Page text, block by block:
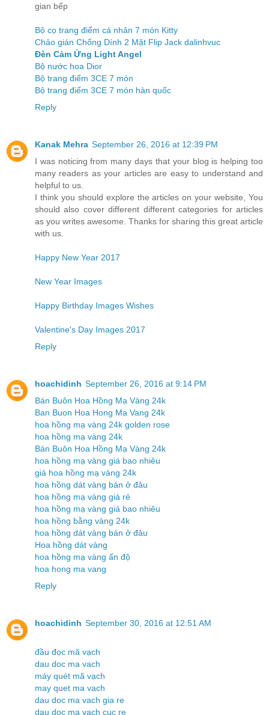
gian bếp
Bộ cọ trang điểm cá nhân 7 món Kitty
Chảo gián Chống Dính 2 Mặt Flip Jack dalinhvuc
Đèn Cảm Ứng Light Angel
Bộ nước hoa Dior
Bộ trang điểm 3CE 7 món
Bộ trang điểm 3CE 7 món hàn quốc
Reply
Kanak Mehra September 26, 2016 at 12:39 PM
I was noticing from many days that your blog is helping too
many readers as your articles are easy to understand and
helpful to us.
I think you should explore the articles on your website, You
should also cover different different categories for articles
as you writes awesome. Thanks for sharing this great article
with us.
Happy New Year 2017
New Year Images
Happy Birthday Images Wishes
Valentine's Day Images 2017
Reply
hoachidinh September 26, 2016 at 9:14 PM
Bán Buôn Hoa Hồng Mạ Vàng 24k
Ban Buon Hoa Hong Ma Vang 24k
hoa hồng mạ vàng 24k golden rose
hoa hồng mạ vàng 24k
Bán Buôn Hoa Hồng Mạ Vàng 24k
hoa hồng mạ vàng giá bao nhiêu
giá hoa hồng mạ vàng 24k
hoa hồng dát vàng bán ở đâu
hoa hồng mạ vàng giá rẻ
hoa hồng mạ vàng giá bao nhiêu
hoa hồng bằng vàng 24k
hoa hồng dát vàng bán ở đâu
Hoa hồng dát vàng
hoa hồng mạ vàng ấn độ
hoa hong ma vang
Reply
hoachidinh September 30, 2016 at 12:51 AM
đầu đọc mã vạch
dau doc ma vach
máy quét mã vạch
may quet ma vach
dau doc ma vach gia re
dau doc ma vach cuc re